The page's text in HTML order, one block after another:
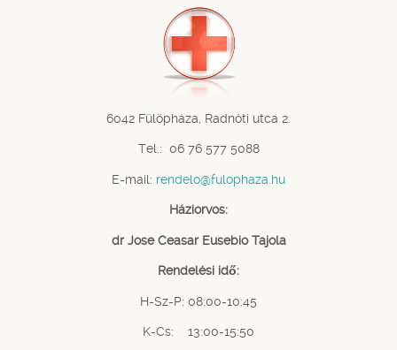
6042 Fülöpháza, Radnóti utca 2.
Tel.: 06 76 577 5088
E-mail: rendelo@fulophaza.hu
Háziorvos:
dr Jose Ceasar Eusebio Tajola
Rendelési idő:
H-Sz-P: 08:00-10:45
K-Cs: 13:00-15:50